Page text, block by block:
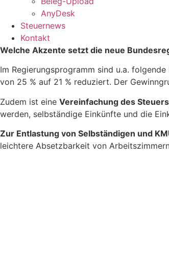
AnyDesk
Steuernews
Kontakt
Welche Akzente setzt die neue
Im Regierungsprogramm sind u.a.
von 25 % auf 21 % reduziert. Der
Zudem ist eine Vereinfachung des
werden, selbständige Einkünfte und die
Zur Entlastung von Selbständigen und
leichtere Absetzbarkeit von